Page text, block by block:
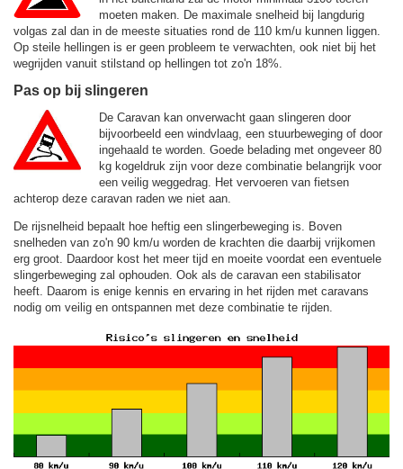
moeten maken. De maximale snelheid bij langdurig
volgas zal dan in de meeste situaties rond de 110 km/u kunnen liggen.
Op steile hellingen is er geen probleem te verwachten, ook niet bij het
wegrijden vanuit stilstand op hellingen tot zo'n 18%.
Pas op bij slingeren
De Caravan kan onverwacht gaan slingeren door
bijvoorbeeld een windvlaag, een stuurbeweging of door
ingehaald te worden. Goede belading met ongeveer 80
kg kogeldruk zijn voor deze combinatie belangrijk voor
een veilig weggedrag. Het vervoeren van fietsen
achterop deze caravan raden we niet aan.
De rijsnelheid bepaalt hoe heftig een slingerbeweging is. Boven
snelheden van zo'n 90 km/u worden de krachten die daarbij vrijkomen
erg groot. Daardoor kost het meer tijd en moeite voordat een eventuele
slingerbeweging zal ophouden. Ook als de caravan een stabilisator
heeft. Daarom is enige kennis en ervaring in het rijden met caravans
nodig om veilig en ontspannen met deze combinatie te rijden.